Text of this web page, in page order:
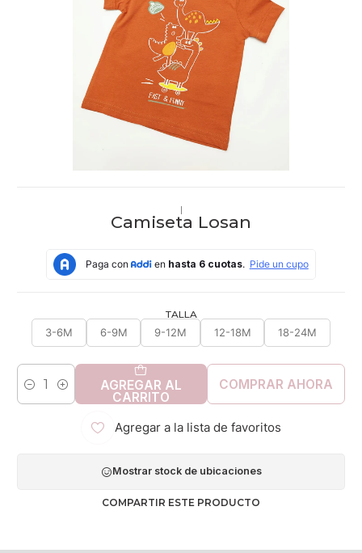
|
Camiseta Losan
TALLA
3-6M
6-9M 9-12M 12-18M 18-24M
Cantidad AGREGAR AL
CARRITO
COMPRAR AHORA
Agregar a la lista de favoritos
Mostrar stock de ubicaciones
COMPARTIR ESTE PRODUCTO